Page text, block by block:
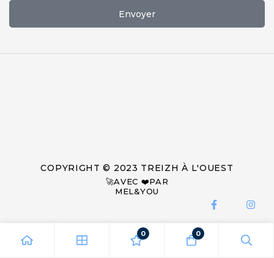
Envoyer
COPYRIGHT © 2023 TREIZH À L'OUEST
🚀AVEC ❤️PAR
MEL&YOU
0 0